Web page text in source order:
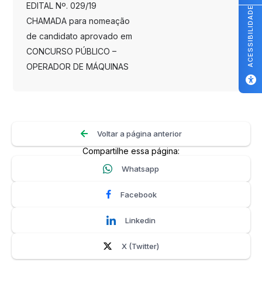
EDITAL Nº. 029/19
CHAMADA para nomeação
de candidato aprovado em
CONCURSO PÚBLICO –
OPERADOR DE MÁQUINAS
Voltar a página anterior
Compartilhe essa página:
Whatsapp
Facebook
Linkedin
X (Twitter)
ACESSIBILIDADE